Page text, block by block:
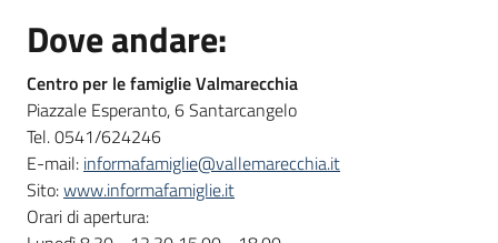
Dove andare:
Centro per le famiglie Valmarecchia
Piazzale Esperanto, 6 Santarcangelo
Tel. 0541/624246
E-mail: informafamiglie@vallemarecchia.it
Sito:www.informafamiglie.it
Orari di apertura: